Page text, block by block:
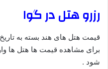
رزرو هتل در گوا
قیمت هتل های هند بسته به
برای مشاهده قیمت ها هتل ها
شود .